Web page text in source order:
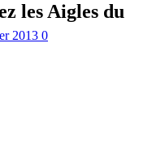
les Aigles du
2013 0